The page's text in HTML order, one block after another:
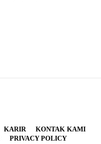
KARIR
KONTAK KAMI
PRIVACY POLICY